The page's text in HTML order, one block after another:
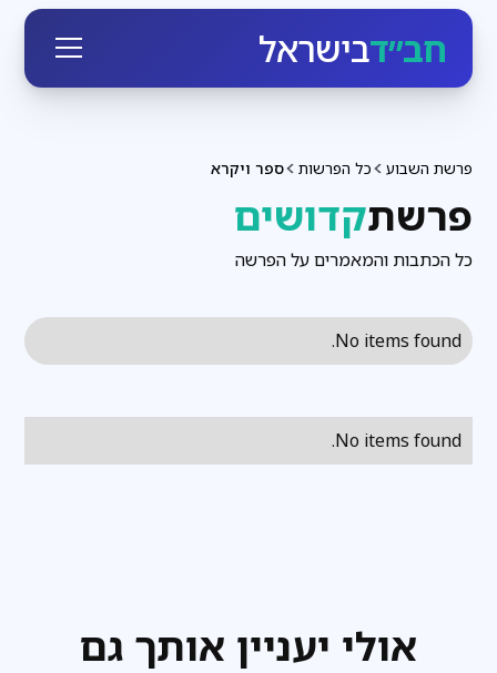
חב״דבישראל
פרשת השבוע כל הפרשות ספר ויקרא
פרשתקדושים
כל הכתבות והמאמרים על הפרשה
No items found.
No items found.
אולי יעניין אותך גם